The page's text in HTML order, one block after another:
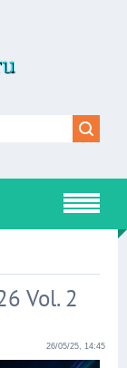
Vol. 2
26/05/25, 14:45